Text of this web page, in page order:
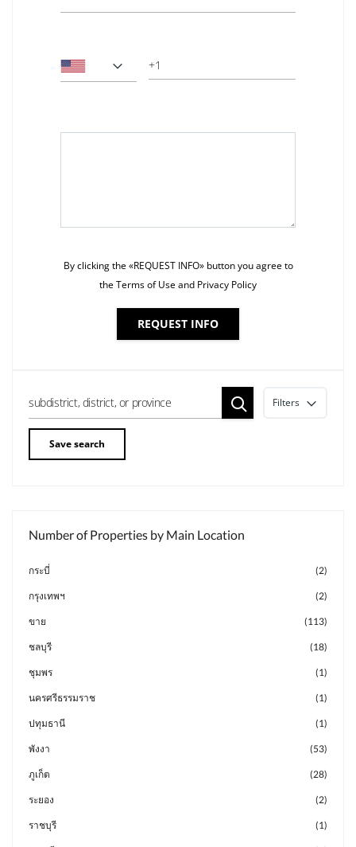
By clicking the «REQUEST INFO» button you agree to
the Terms of Use and Privacy Policy
REQUEST INFO
Filters
Save search
Number of Properties by Main Location
กระบี่ (2)
กรุงเทพฯ (2)
ขาย (113)
ชลบุรี (18)
ชุมพร (1)
นครศรีธรรมราช (1)
ปทุมธานี (1)
พังงา (53)
ภูเก็ต (28)
ระยอง (2)
ราชบุรี (1)